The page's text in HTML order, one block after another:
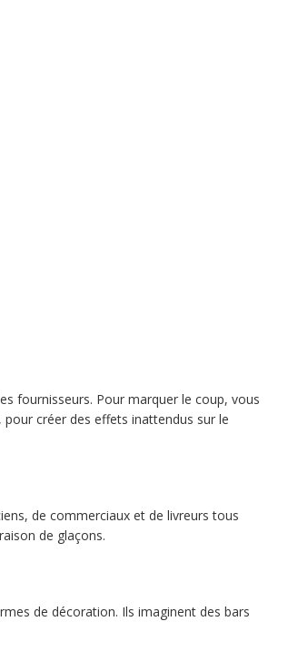
fournisseurs. Pour marquer le coup, vous
créer des effets inattendus sur le
de commerciaux et de livreurs tous
de glaçons.
de décoration. Ils imaginent des bars